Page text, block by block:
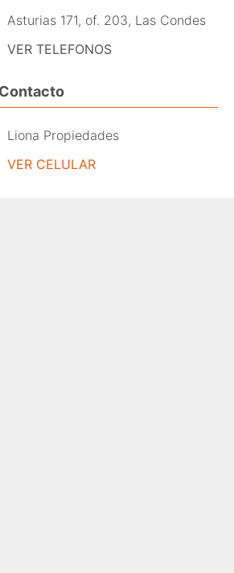
Asturias 171, of. 203, Las Condes
VER TELEFONOS
Liona Propiedades
VER CELULAR